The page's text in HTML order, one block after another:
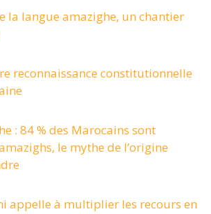
la langue amazighe, un chantier
reconnaissance constitutionnelle
: 84 % des Marocains sont
le mythe de l’origine
appelle à multiplier les recours en